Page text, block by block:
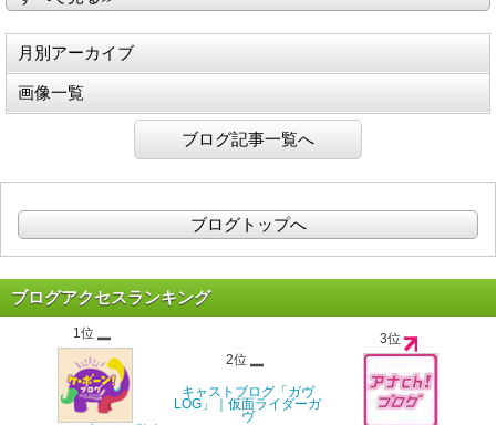
月別アーカイブ
画像一覧
ブログ記事一覧へ
ブログトップへ
ブログアクセスランキング
1位
2位
キャストブログ「ガヴ
LOG」｜仮面ライダーガ
ヴ
3位